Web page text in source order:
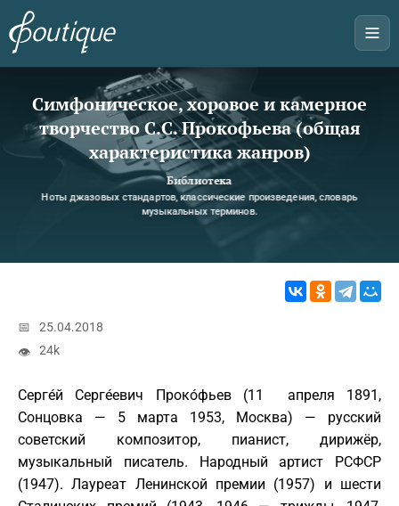
Симфоническое, хоровое и камерное
творчество С.С. Прокофьева (общая
характеристика жанров)
Библиотека
Ноты джазовых стандартов, классические произведения, словарь
музыкальных терминов.
📅
25.04.2018
👁
24k
Серге́й Серге́евич Проко́фьев (11 апреля 1891,
Сонцовка — 5 марта 1953, Москва) — русский
советский композитор, пианист, дирижёр,
музыкальный писатель. Народный артист РСФСР
(1947). Лауреат Ленинской премии (1957) и шести